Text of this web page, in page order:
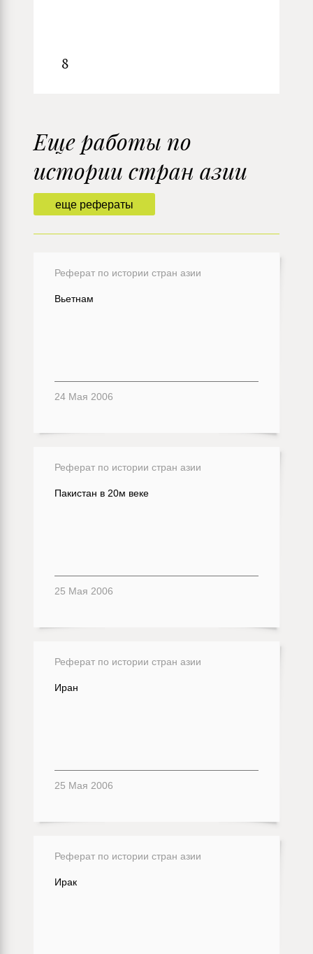
8
еще рефераты
Еще работы по
истории стран азии
Реферат по истории стран азии
Вьетнам
24 Мая 2006
Реферат по истории стран азии
Пакистан в 20м веке
25 Мая 2006
Реферат по истории стран азии
Иран
25 Мая 2006
Реферат по истории стран азии
Ирак